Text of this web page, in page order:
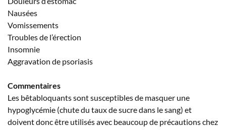
Nausées
Vomissements
Troubles de l’érection
Insomnie
Aggravation de psoriasis
Commentaires
Les bêtabloquants sont susceptibles de masquer une
hypoglycémie (chute du taux de sucre dans le sang) et
doivent donc être utilisés avec beaucoup de précautions chez